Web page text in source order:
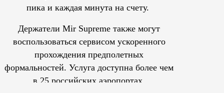
пика и каждая минута на счету.
Держатели Mir Supreme также могут
воспользоваться сервисом ускоренного
прохождения предполетных
формальностей. Услуга доступна более чем
в 25 российских аэропортах.